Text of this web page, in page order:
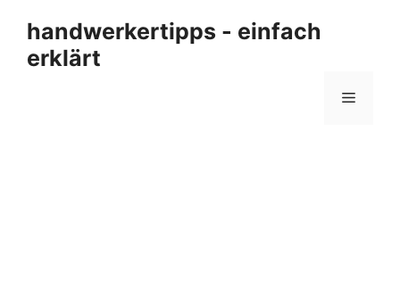
Inhalt
springen
handwerkertipps - einfach
erklärt
Menü